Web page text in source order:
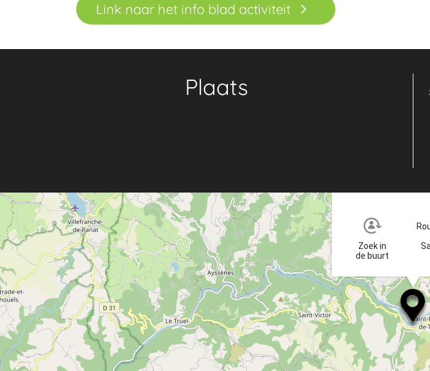
Link naar het info blad activiteit
Plaats
Zoek in
de buurt